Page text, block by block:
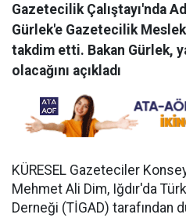
Gazetecilik Çalıştayı'nda
Gürlek'e Gazetecilik Meslek
takdim etti. Bakan Gürlek,
olacağını açıkladı
KÜRESEL Gazeteciler
Mehmet Ali Dim, Iğdır'da
Derneği (TİGAD) tarafından